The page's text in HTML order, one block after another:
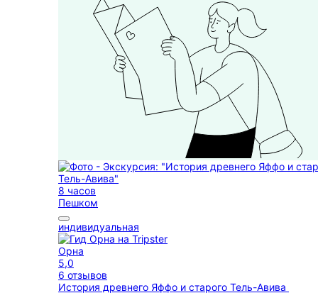
8 часов
Пешком
индивидуальная
Орна
5,0
6 отзывов
История древнего Яффо и старого Тель-Авива